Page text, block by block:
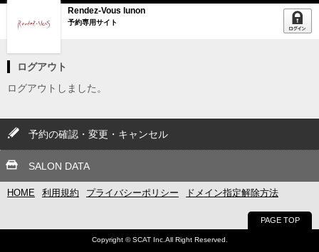
Rendez-Vous lunon
予約専用サイト
ログアウト
ログアウトしました。
予約の確認・変更・キャンセル
SALON DATA
HOME 利用規約 プライバシーポリシー ドメイン指定解除方法
PAGE TOP
Copyright © SCAT Inc.All Right Reserved.